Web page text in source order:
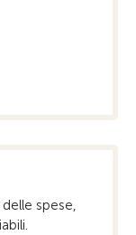
spese,